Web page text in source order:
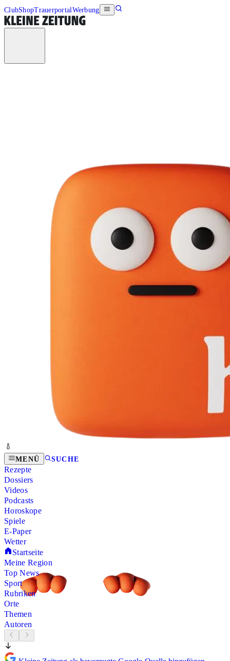
ClubShopTrauerportalWerbung
MENÜ SUCHE
Rezepte
Dossiers
Videos
Podcasts
Horoskope
Spiele
E-Paper
Wetter
Startseite
Meine Region
Top News
Sport
Rubriken
Orte
Themen
Autoren